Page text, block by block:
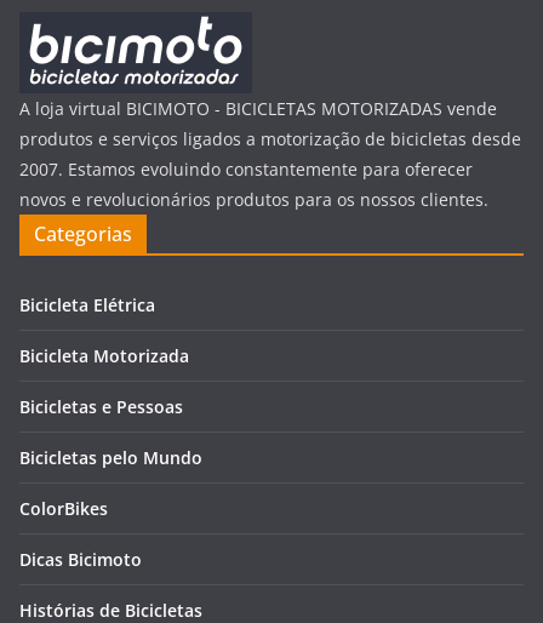
A loja virtual BICIMOTO - BICICLETAS MOTORIZADAS vende
produtos e serviços ligados a motorização de bicicletas desde
2007. Estamos evoluindo constantemente para oferecer
novos e revolucionários produtos para os nossos clientes.
Categorias
Bicicleta Elétrica
Bicicleta Motorizada
Bicicletas e Pessoas
Bicicletas pelo Mundo
ColorBikes
Dicas Bicimoto
Histórias de Bicicletas